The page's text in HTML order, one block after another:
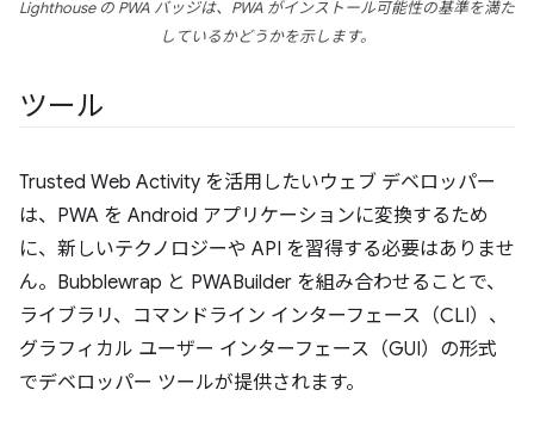
Lighthouse の PWA バッジは、PWA がインストール可能性の基準を満た
しているかどうかを示します。
ツール
Trusted Web Activity を活用したいウェブ デベロッパー
は、PWA を Android アプリケーションに変換するため
に、新しいテクノロジーや API を習得する必要はありませ
ん。Bubblewrap と PWABuilder を組み合わせることで、
ライブラリ、コマンドライン インターフェース（CLI）、
グラフィカル ユーザー インターフェース（GUI）の形式
でデベロッパー ツールが提供されます。